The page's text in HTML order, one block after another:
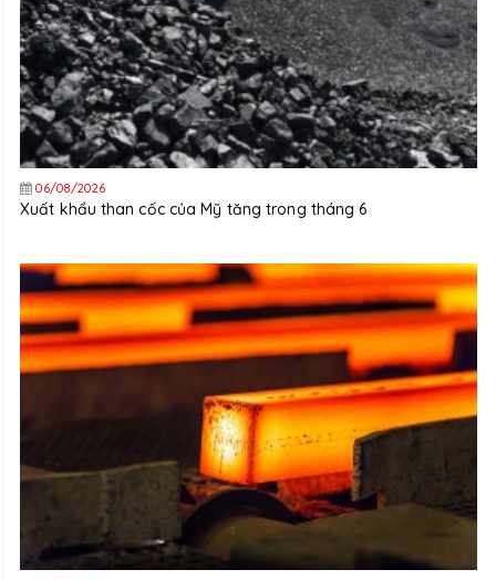
06/08/2026
Xuất khẩu than cốc của Mỹ tăng trong tháng 6